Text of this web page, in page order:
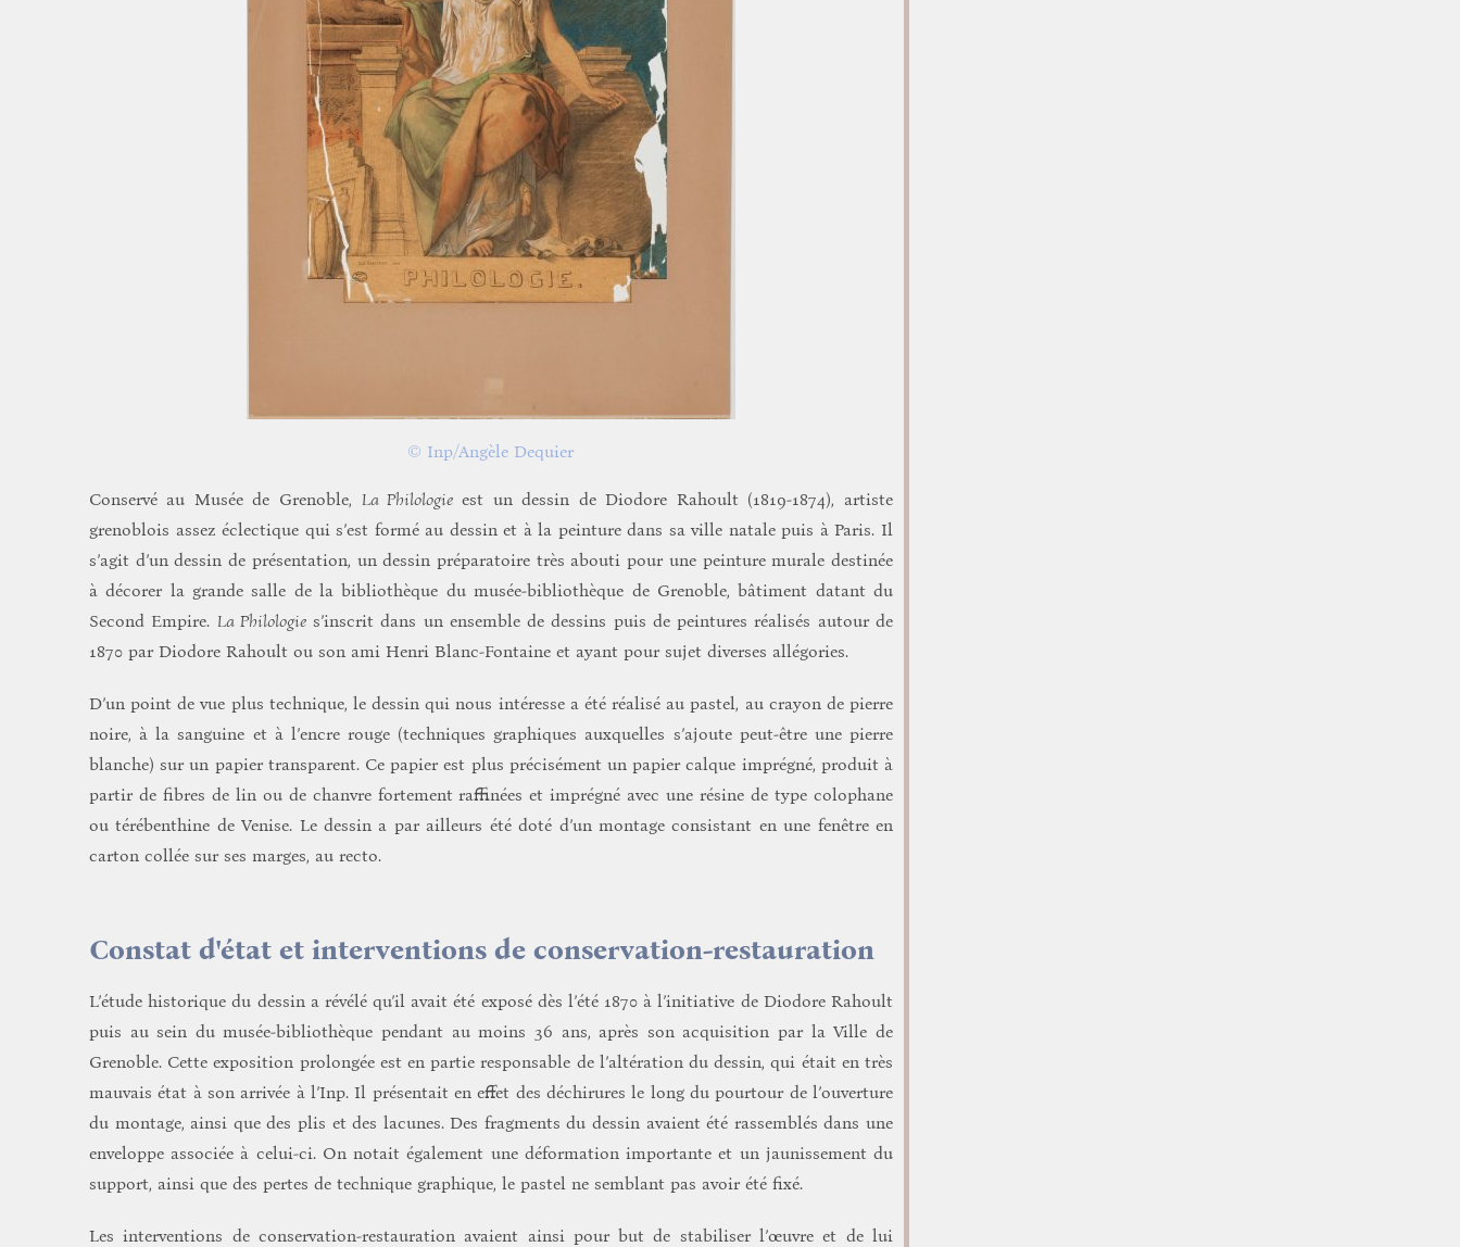
© Inp/Angèle Dequier
Conservé au Musée de Grenoble, La Philologie est un dessin de Diodore Rahoult (1819-1874), artiste
grenoblois assez éclectique qui s’est formé au dessin et à la peinture dans sa ville natale puis à Paris. Il
s’agit d’un dessin de présentation, un dessin préparatoire très abouti pour une peinture murale destinée
à décorer la grande salle de la bibliothèque du musée-bibliothèque de Grenoble, bâtiment datant du
Second Empire. La Philologies’inscrit dans un ensemble de dessins puis de peintures réalisés autour de
1870 par Diodore Rahoult ou son ami Henri Blanc-Fontaine et ayant pour sujet diverses allégories.
D’un point de vue plus technique, le dessin qui nous intéresse a été réalisé au pastel, au crayon de pierre
noire, à la sanguine et à l’encre rouge (techniques graphiques auxquelles s’ajoute peut-être une pierre
blanche) sur un papier transparent. Ce papier est plus précisément un papier calque imprégné, produit à
partir de fibres de lin ou de chanvre fortement raffinées et imprégné avec une résine de type colophane
ou térébenthine de Venise. Le dessin a par ailleurs été doté d’un montage consistant en une fenêtre en
carton collée sur ses marges, au recto.
Constat d'état et interventions de conservation-restauration
L’étude historique du dessin a révélé qu’il avait été exposé dès l’été 1870 à l’initiative de Diodore Rahoult
puis au sein du musée-bibliothèque pendant au moins 36 ans, après son acquisition par la Ville de
Grenoble. Cette exposition prolongée est en partie responsable de l’altération du dessin, qui était en très
mauvais état à son arrivée à l’Inp. Il présentait en effet des déchirures le long du pourtour de l’ouverture
du montage, ainsi que des plis et des lacunes. Des fragments du dessin avaient été rassemblés dans une
enveloppe associée à celui-ci. On notait également une déformation importante et un jaunissement du
support, ainsi que des pertes de technique graphique, le pastel ne semblant pas avoir été fixé.
Les interventions de conservation-restauration avaient ainsi pour but de stabiliser l’œuvre et de lui